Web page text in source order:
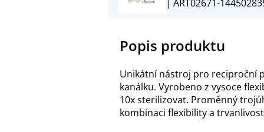
Popis produktu
Unikátní nástroj pro reciproční
kanálku. Vyrobeno z vysoce
10x sterilizovat. Proměnný
kombinaci flexibility a
| ART02671-